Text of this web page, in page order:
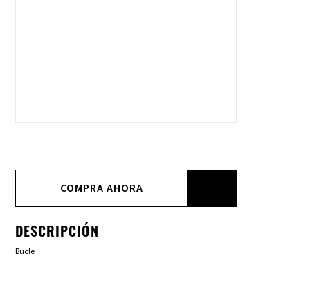
COMPRA AHORA
DESCRIPCIÓN
Bucle